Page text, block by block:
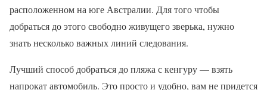
расположенном на юге Австралии. Для того чтобы
добраться до этого свободно живущего зверька, нужно
знать несколько важных линий следования.
Лучший способ добраться до пляжа с кенгуру — взять
напрокат автомобиль. Это просто и удобно, вам не придется